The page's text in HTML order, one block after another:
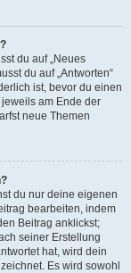
du auf „Neues
du auf „Antworten“
ist, bevor du einen
am Ende der
neue Themen
du nur deine eigenen
bearbeiten, indem
Beitrag anklickst;
seiner Erstellung
hat, wird dein
Es wird sowohl